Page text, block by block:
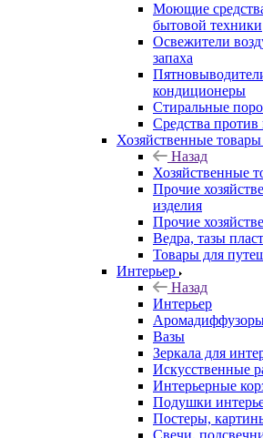
Моющие
бытовой техники
Освежители
запаха
кондиционеры
Стиральные
Средства
Хозяйственные товары
Назад
Хозяйственные
Прочие
изделия
Прочие
Ведра, тазы
Товары для
Интерьер
Назад
Интерьер
Вазы
Зеркала для
Искусственные
Интерьерные
Подушки
Постеры,
Свечи,